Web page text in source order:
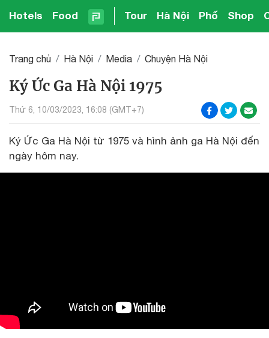
Hotels Food Tour Hà Nội Phố Shop
Trang chủ Hà Nội Media Chuyện Hà Nội
Ký Ức Ga Hà Nội 1975
Thứ 6, 10/03/2023, 16:08 (GMT+7)
Ký Ức Ga Hà Nội từ 1975 và hình ảnh ga Hà Nội đến
ngày hôm nay.